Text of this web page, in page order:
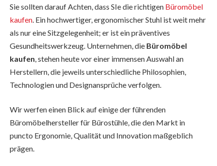
Sie sollten darauf Achten, dass SIe die richtigen Büromöbel
kaufen . Ein hochwertiger, ergonomischer Stuhl ist weit mehr
als nur eine Sitzgelegenheit; er ist ein präventives
Gesundheitswerkzeug. Unternehmen, die Büromöbel
kaufen , stehen heute vor einer immensen Auswahl an
Herstellern, die jeweils unterschiedliche Philosophien,
Technologien und Designansprüche verfolgen.
Wir werfen einen Blick auf einige der führenden
Büromöbelhersteller für Bürostühle, die den Markt in
puncto Ergonomie, Qualität und Innovation maßgeblich
prägen.